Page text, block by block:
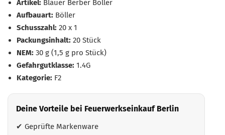
Artikel: Blauer Berber Böller
Aufbauart: Böller
Schusszahl: 20 x 1
Packungsinhalt: 20 Stück
NEM: 30 g (1,5 g pro Stück)
Gefahrgutklasse: 1.4G
Kategorie: F2
Deine Vorteile bei Feuerwerkseinkauf Berlin
✔ Geprüfte Markenware